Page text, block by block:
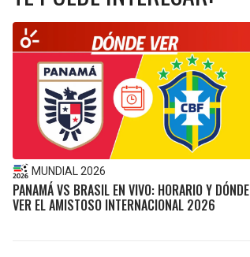
MUNDIAL 2026
PANAMÁ VS BRASIL EN VIVO: HORARIO Y DÓNDE
VER EL AMISTOSO INTERNACIONAL 2026